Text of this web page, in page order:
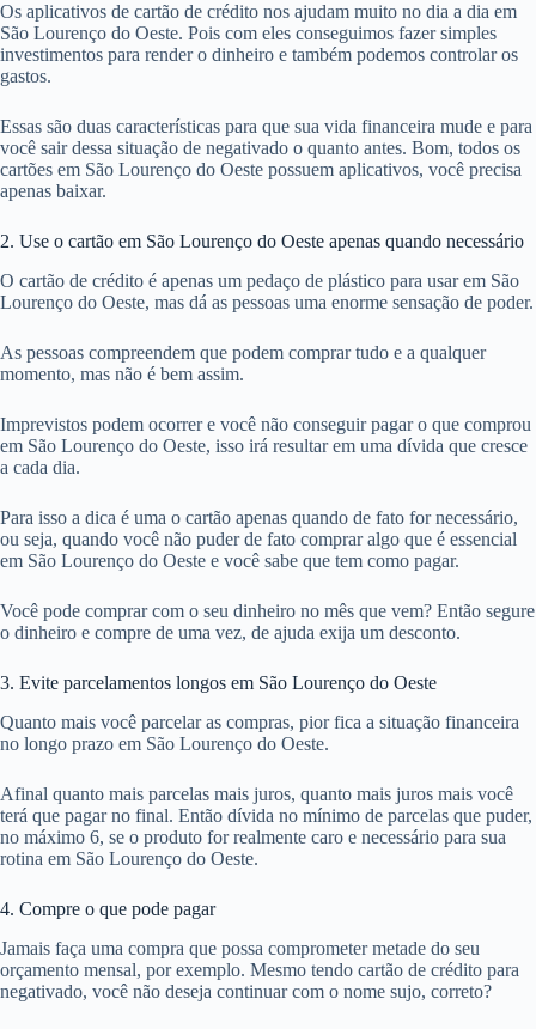
Os aplicativos de cartão de crédito nos ajudam muito no dia a dia em
São Lourenço do Oeste. Pois com eles conseguimos fazer simples
investimentos para render o dinheiro e também podemos controlar os
gastos.
Essas são duas características para que sua vida financeira mude e para
você sair dessa situação de negativado o quanto antes. Bom, todos os
cartões em São Lourenço do Oeste possuem aplicativos, você precisa
apenas baixar.
2. Use o cartão em São Lourenço do Oeste apenas quando necessário
O cartão de crédito é apenas um pedaço de plástico para usar em São
Lourenço do Oeste, mas dá as pessoas uma enorme sensação de poder.
As pessoas compreendem que podem comprar tudo e a qualquer
momento, mas não é bem assim.
Imprevistos podem ocorrer e você não conseguir pagar o que comprou
em São Lourenço do Oeste, isso irá resultar em uma dívida que cresce
a cada dia.
Para isso a dica é uma o cartão apenas quando de fato for necessário,
ou seja, quando você não puder de fato comprar algo que é essencial
em São Lourenço do Oeste e você sabe que tem como pagar.
Você pode comprar com o seu dinheiro no mês que vem? Então segure
o dinheiro e compre de uma vez, de ajuda exija um desconto.
3. Evite parcelamentos longos em São Lourenço do Oeste
Quanto mais você parcelar as compras, pior fica a situação financeira
no longo prazo em São Lourenço do Oeste.
Afinal quanto mais parcelas mais juros, quanto mais juros mais você
terá que pagar no final. Então dívida no mínimo de parcelas que puder,
no máximo 6, se o produto for realmente caro e necessário para sua
rotina em São Lourenço do Oeste.
4. Compre o que pode pagar
Jamais faça uma compra que possa comprometer metade do seu
orçamento mensal, por exemplo. Mesmo tendo cartão de crédito para
negativado, você não deseja continuar com o nome sujo, correto?